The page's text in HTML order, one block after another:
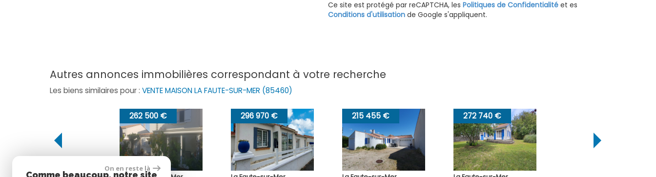
Ce site est protégé par reCAPTCHA, les Politiques de Confidentialité et es
Conditions d'utilisation de Google s'appliquent.
autres annonces immobilières correspondant à votre recherche
Les biens similaires pour : VENTE MAISON LA FAUTE-SUR-MER (85460)
292 040 € 228 000 € 285 000 € 249 360 €
On en reste là
Comme beaucoup, notre site